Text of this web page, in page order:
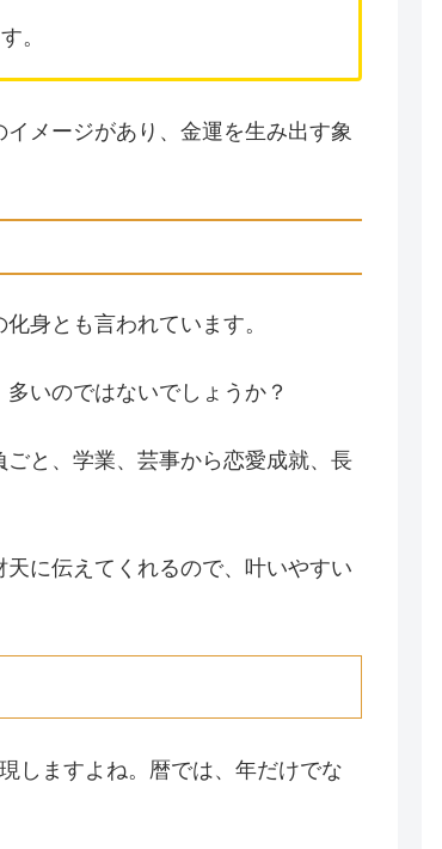
。
メージがあり、金運を生み出す象
身とも言われています。
いのではないでしょうか？
と、学業、芸事から恋愛成就、長
に伝えてくれるので、叶いやすい
しますよね。暦では、年だけでな